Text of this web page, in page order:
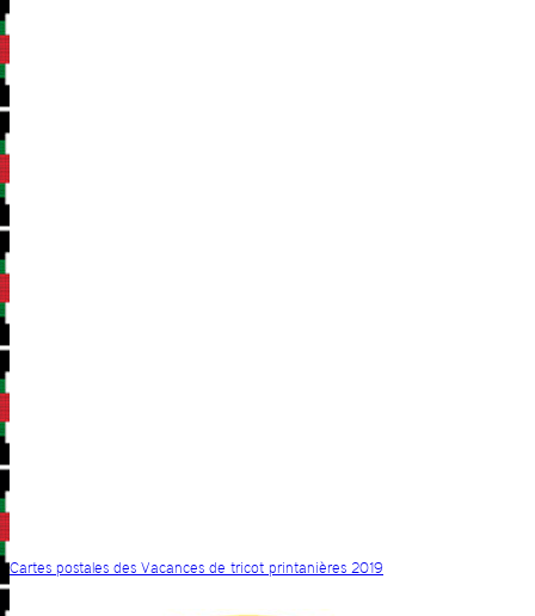
Cartes postales des Vacances de tricot printanières 2019